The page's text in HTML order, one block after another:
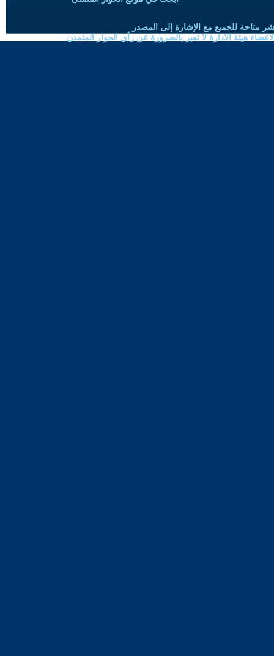
متاحة للجميع مع الإشارة إلى المصدر
هيئة الادارة لا تعبر بالضرورة عن رأي الحوار المتمدن